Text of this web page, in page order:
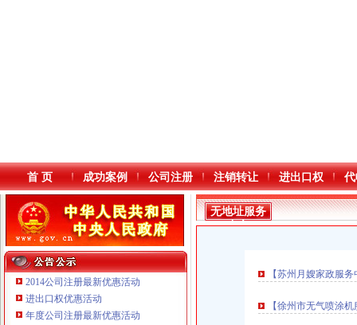
本站导航
首 页 成功案例 公司注册 注销转让 进出口权
2014公司注册最新优惠活动
进出口权优惠活动
年度公司注册最新优惠活动
无地址服务
中心
【苏州月嫂家政服
【徐州市无气喷涂